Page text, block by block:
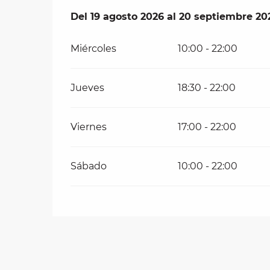
Del 19 agosto 2026al 20 septiembre
Del 19 agosto 2026al 20 septiembre
Miércoles 10:00 - 22:00
Jueves 18:30 - 22:00
Viernes 17:00 - 22:00
Sábado 10:00 - 22:00